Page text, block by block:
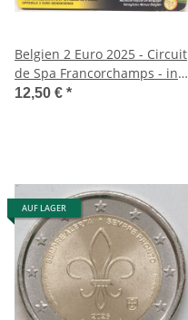
Belgien 2 Euro 2025 - Circuit
de Spa Francorchamps - in
franz. Coincard
12,50 € *
AUF LAGER